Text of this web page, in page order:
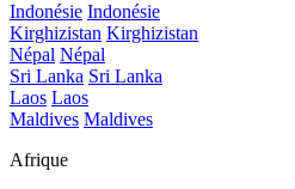
Indonésie Indonésie
Kirghizistan Kirghizistan
Népal Népal
Sri Lanka Sri Lanka
Laos Laos
Maldives Maldives
Afrique